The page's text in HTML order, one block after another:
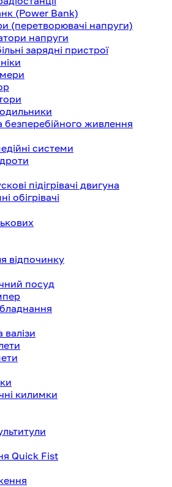
(Power Bank)
(перетворювачі напруги)
напруги
зарядні пристрої
живлення
системи
підігрівачі двигуна
обігрівачі
відпочинку
посуд
килимки
Quick Fist